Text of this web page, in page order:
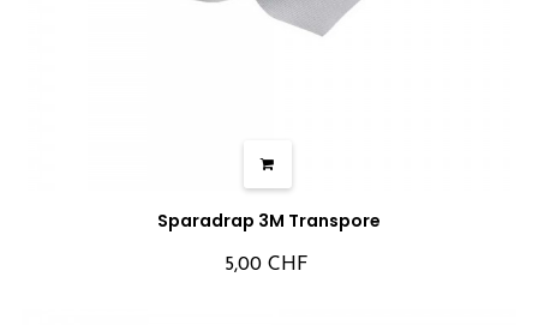
Sparadrap 3M Transpore
5,00 CHF